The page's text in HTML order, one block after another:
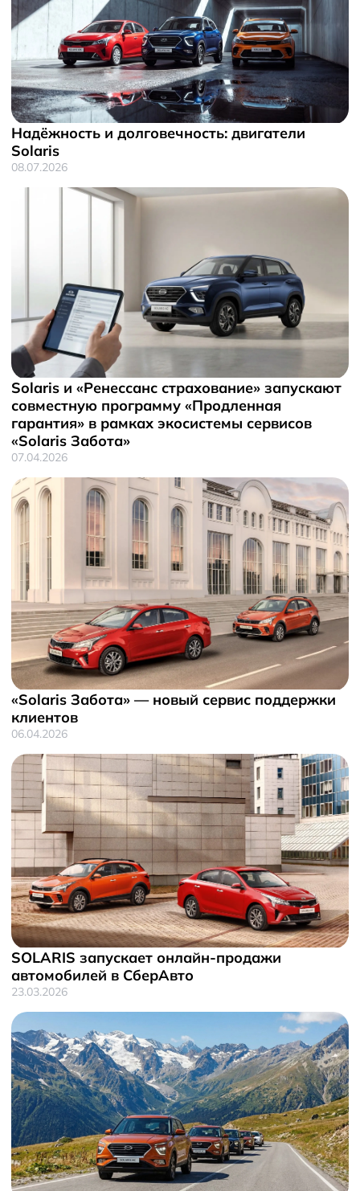
Надёжность и долговечность: двигатели
Solaris
08.07.2026
Solaris и «Ренессанс страхование» запускают
совместную программу «Продленная
гарантия» в рамках экосистемы сервисов
«Solaris Забота»
07.04.2026
«Solaris Забота» — новый сервис поддержки
клиентов
06.04.2026
SOLARIS запускает онлайн-продажи
автомобилей в СберАвто
23.03.2026